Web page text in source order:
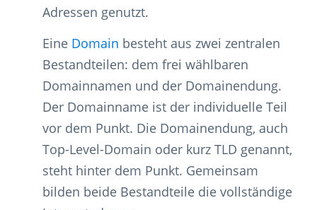
Adressen genutzt.
Eine Domain besteht aus zwei zentralen
Bestandteilen: dem frei wählbaren
Domainnamen und der Domainendung.
Der Domainname ist der individuelle Teil
vor dem Punkt. Die Domainendung, auch
Top-Level-Domain oder kurz TLD genannt,
steht hinter dem Punkt. Gemeinsam
bilden beide Bestandteile die vollständige